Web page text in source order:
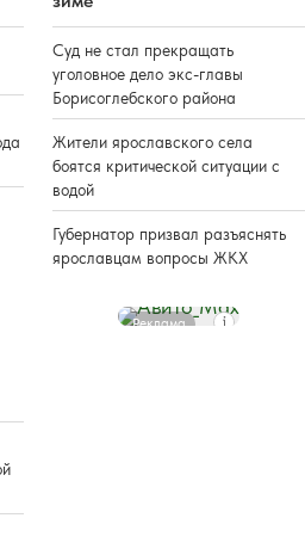
Суд не стал прекращать
уголовное дело экс-главы
Борисоглебского района
Жители ярославского села
боятся критической ситуации с
водой
Губернатор призвал разъяснять
ярославцам вопросы ЖКХ
Реклама